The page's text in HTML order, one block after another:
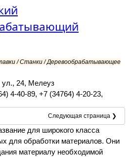
/ Станки / Деревообрабатывающее
ул., 24, Мелеуз
4-40-89, +7 (34764) 4-20-23,
Следующая страница ❯
для широкого класса
для обработки материалов. Они
материалу необходимой